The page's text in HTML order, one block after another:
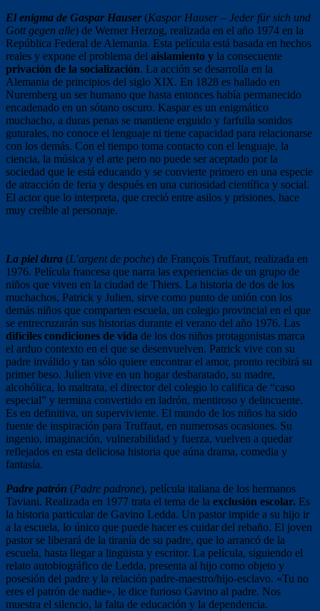
El enigma de Gaspar Hauser(Kaspar Hauser – Jeder für sich und
Gott gegen alle) de Werner Herzog, realizada en el año 1974 en la
República Federal de Alemania. Esta película está basada en hechos
reales y expone el problema del aislamiento y la consecuente
privación de la socialización. La acción se desarrolla en la
Alemania de principios del siglo XIX. En 1828 es hallado en
Nuremberg un ser humano que hasta entonces había permanecido
encadenado en un sótano oscuro. Kaspar es un enigmático
muchacho, a duras penas se mantiene erguido y farfulla sonidos
guturales, no conoce el lenguaje ni tiene capacidad para relacionarse
con los demás. Con el tiempo toma contacto con el lenguaje, la
ciencia, la música y el arte pero no puede ser aceptado por la
sociedad que le está educando y se convierte primero en una especie
de atracción de feria y después en una curiosidad científica y social.
El actor que lo interpreta, que creció entre asilos y prisiones, hace
muy creíble al personaje.
La piel dura (L’argent de poche) de François Truffaut, realizada en
1976. Película francesa que narra las experiencias de un grupo de
niños que viven en la ciudad de Thiers. La historia de dos de los
muchachos, Patrick y Julien, sirve como punto de unión con los
demás niños que comparten escuela, un colegio provincial en el que
se entrecruzarán sus historias durante el verano del año 1976. Las
difíciles condiciones de vida de los dos niños protagonistas marca
el arduo contexto en el que se desenvuelven. Patrick vive con su
padre inválido y tan sólo quiere encontrar el amor, pronto recibirá su
primer beso. Julien vive en un hogar desbaratado, su madre,
alcohólica, lo maltrata, el director del colegio lo califica de “caso
especial” y termina convertido en ladrón, mentiroso y delincuente.
Es en definitiva, un superviviente. El mundo de los niños ha sido
fuente de inspiración para Truffaut, en numerosas ocasiones. Su
ingenio, imaginación, vulnerabilidad y fuerza, vuelven a quedar
reflejados en esta deliciosa historia que aúna drama, comedia y
fantasía.
Padre patrón (Padre padrone), película italiana de los hermanos
Taviani. Realizada en 1977 trata el tema de la exclusión escolar. Es
la historia particular de Gavino Ledda. Un pastor impide a su hijo ir
a la escuela, lo único que puede hacer es cuidar del rebaño. El joven
pastor se liberará de la tiranía de su padre, que lo arrancó de la
escuela, hasta llegar a lingüista y escritor. La película, siguiendo el
relato autobiográfico de Ledda, presenta al hijo como objeto y
posesión del padre y la relación padre-maestro/hijo-esclavo. «Tu no
eres el patrón de nadie», le dice furioso Gavino al padre. Nos
muestra el silencio, la falta de educación y la dependencia.